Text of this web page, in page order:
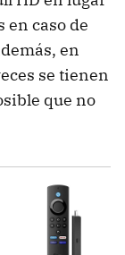
en caso de
en
se tienen
que no